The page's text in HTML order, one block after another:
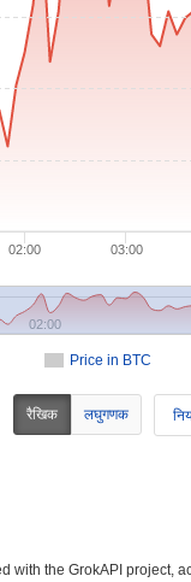
Price in BTC
02:00 03:00
02:00
रैखिक लघुगणक
with the GrokAPI project,